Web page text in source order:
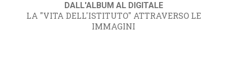
DALL'ALBUM AL DIGITALE
LA "VITA DELL'ISTITUTO" ATTRAVERSO LE
IMMAGINI